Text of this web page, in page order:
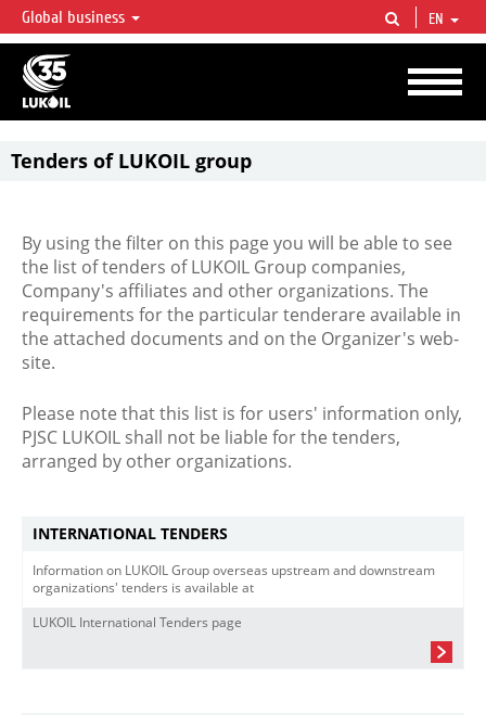
LUKOIL OVERVIEW
LUKOIL is one of the largest oil & gas vertical integrated companies in the world
accounting for over 2% of crude production and circa 1% of proved hydrocarbon
reserves globally.
Global business EN
Tenders of LUKOIL group
By using the filter on this page you will be able to see
the list of tenders of LUKOIL Group companies,
Company's affiliates and other organizations. The
requirements for the particular tenderare available in
the attached documents and on the Organizer's web-
site.
Please note that this list is for users' information only,
PJSC LUKOIL shall not be liable for the tenders,
arranged by other organizations.
INTERNATIONAL TENDERS
Information on LUKOIL Group overseas upstream and downstream
organizations' tenders is available at
LUKOIL International Tenders page